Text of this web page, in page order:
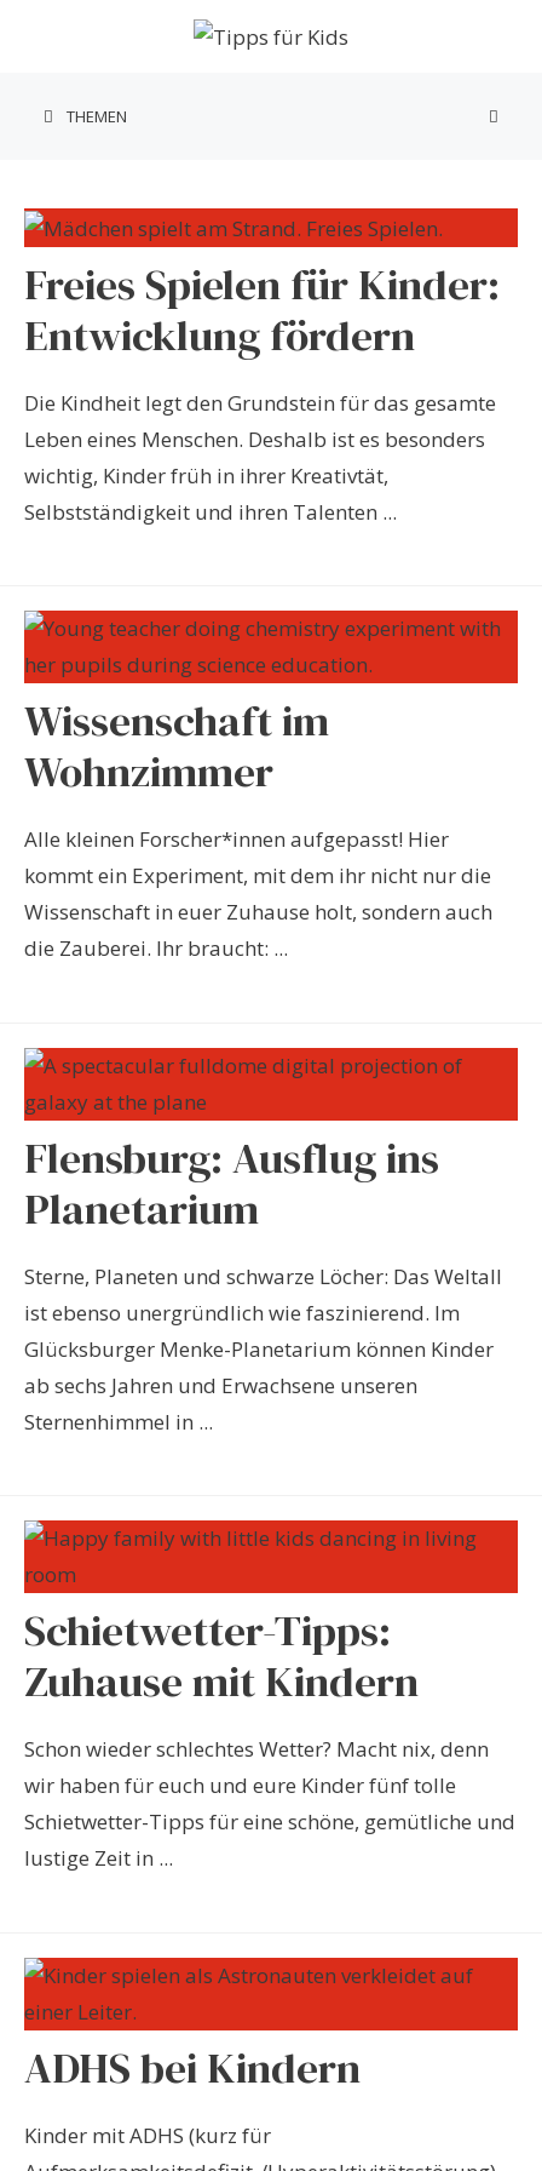
THEMEN
Freies Spielen für Kinder:
Entwicklung fördern
Die Kindheit legt den Grundstein für das gesamte
Leben eines Menschen. Deshalb ist es besonders
wichtig, Kinder früh in ihrer Kreativtät,
Selbstständigkeit und ihren Talenten ...
Wissenschaft im
Wohnzimmer
Alle kleinen Forscher*innen aufgepasst! Hier
kommt ein Experiment, mit dem ihr nicht nur die
Wissenschaft in euer Zuhause holt, sondern auch
die Zauberei. Ihr braucht: ...
Flensburg: Ausflug ins
Planetarium
Sterne, Planeten und schwarze Löcher: Das Weltall
ist ebenso unergründlich wie faszinierend. Im
Glücksburger Menke-Planetarium können Kinder
ab sechs Jahren und Erwachsene unseren
Sternenhimmel in ...
Schietwetter-Tipps:
Zuhause mit Kindern
Schon wieder schlechtes Wetter? Macht nix, denn
wir haben für euch und eure Kinder fünf tolle
Schietwetter-Tipps für eine schöne, gemütliche und
lustige Zeit in ...
ADHS bei Kindern
Kinder mit ADHS (kurz für